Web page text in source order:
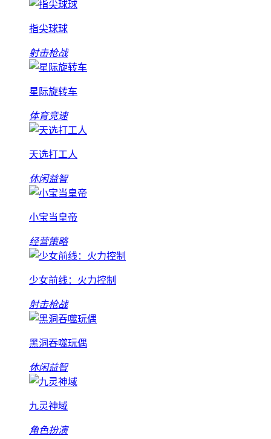
指尖球球
射击枪战
星际旋转车
体育竞速
天选打工人
休闲益智
小宝当皇帝
经营策略
少女前线：火力控制
射击枪战
黑洞吞噬玩偶
休闲益智
九灵神域
角色扮演